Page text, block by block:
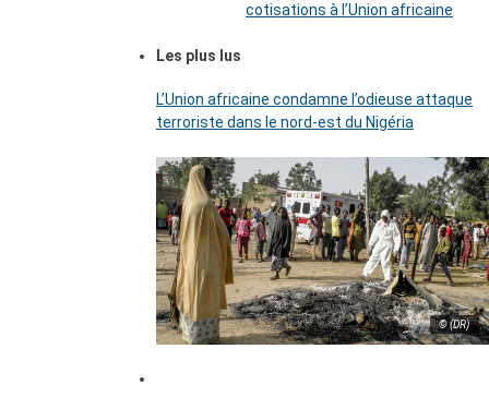
cotisations à l’Union africaine
Les plus lus
L’Union africaine condamne l’odieuse attaque
terroriste dans le nord-est du Nigéria
© (DR)